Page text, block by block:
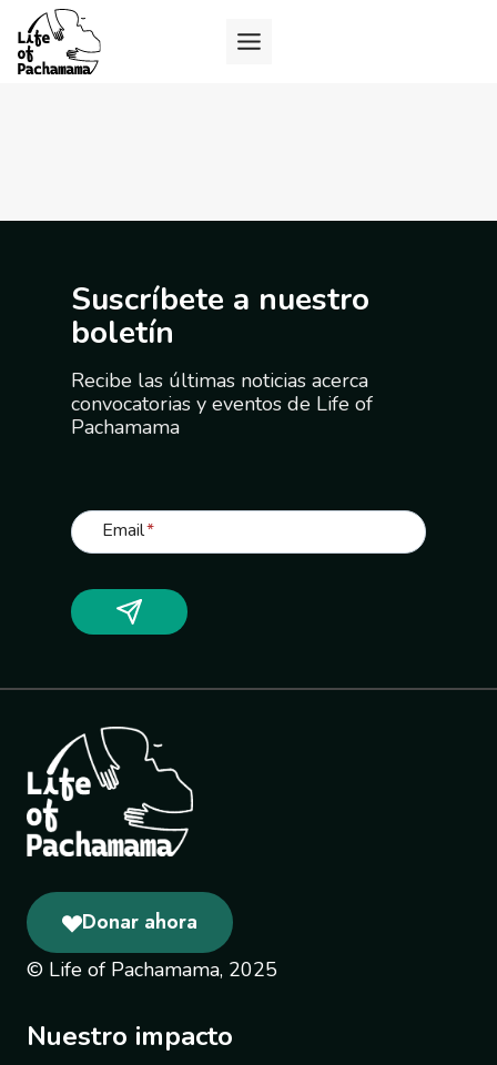
Suscríbete a nuestro
boletín
Recibe las últimas noticias acerca
convocatorias y eventos de Life of
Pachamama
Email*
Donar ahora
© Life of Pachamama, 2025
Nuestro impacto